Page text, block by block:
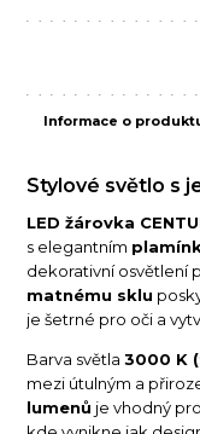
Informace o
Stylové světlo s
LED žárovka
s elegantním
dekorativní osvětlení
matnému sklu
je šetrné pro oči a
Barva světla3000 K
mezi útulným a
lumenů je vhodný